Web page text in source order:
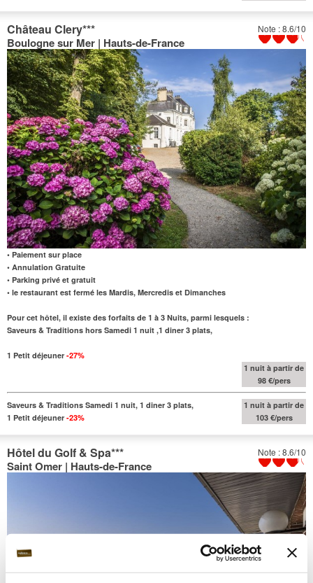
Note : 8.6/10
Château Clery***
Boulogne sur Mer | Hauts-de-France
• Paiement sur place
• Annulation Gratuite
• Parking privé et gratuit
• le restaurant est fermé les Mardis, Mercredis et Dimanches
Pour cet hôtel, il existe des forfaits de 1 à 3 Nuits, parmi lesquels :
Saveurs & Traditions hors Samedi 1 nuit ,1 diner 3 plats,
1 Petit déjeuner -27%
1 nuit à partir de
98 €/pers
Saveurs & Traditions Samedi 1 nuit, 1 diner 3 plats,
1 Petit déjeuner -23%
1 nuit à partir de
103 €/pers
Note : 8.6/10
Hôtel du Golf & Spa***
Saint Omer | Hauts-de-France